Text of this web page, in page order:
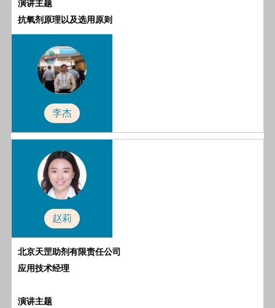
演讲主题
抗氧剂原理以及选用原则
李杰
赵莉
北京天罡助剂有限责任公司
应用技术经理
演讲主题